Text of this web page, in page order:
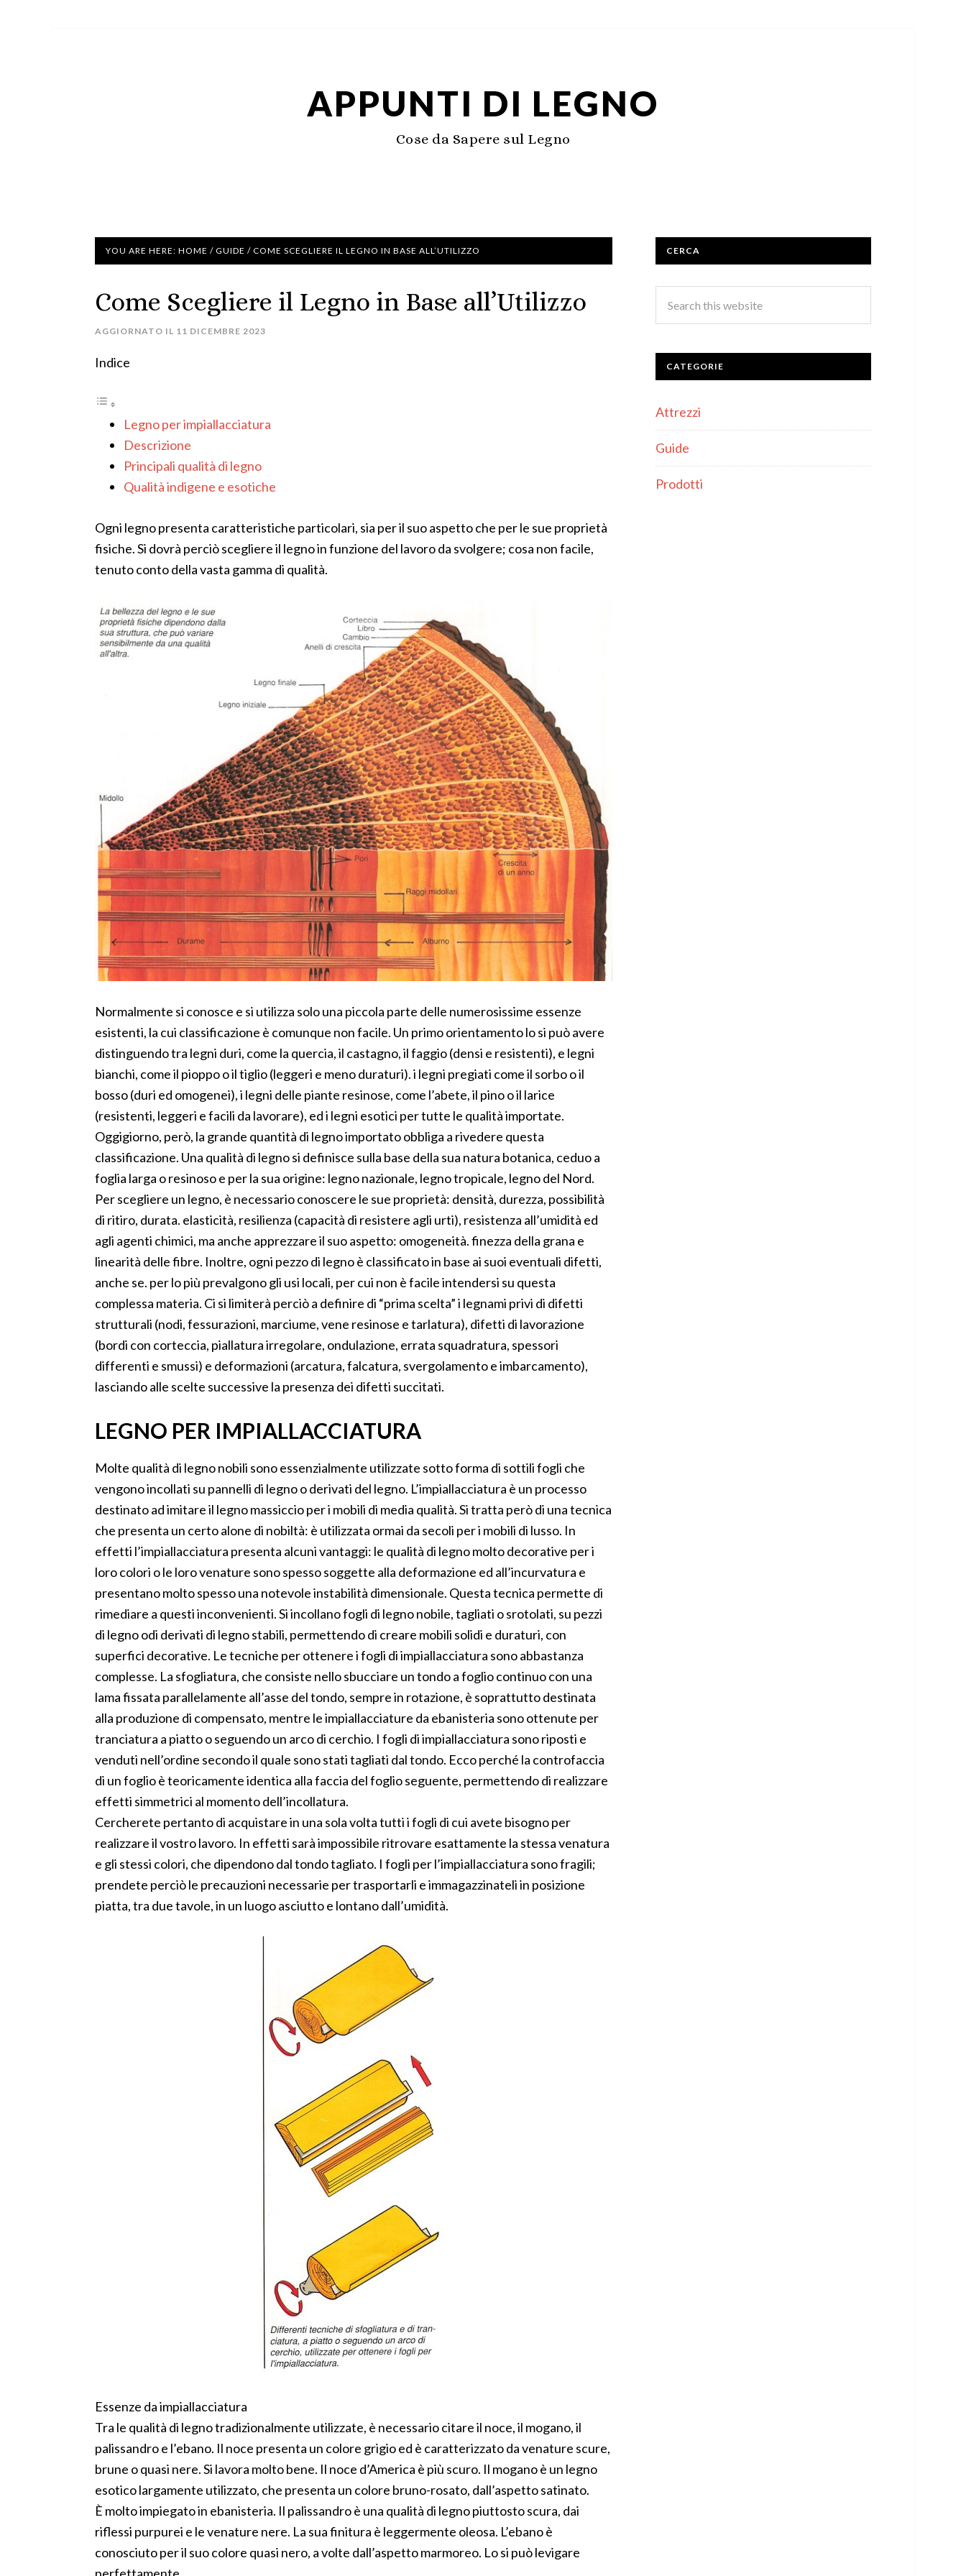
APPUNTI DI LEGNO
Cose da Sapere sul Legno
YOU ARE HERE: HOME / GUIDE / COME SCEGLIERE IL LEGNO IN BASE ALL’UTILIZZO
Come Scegliere il Legno in Base all’Utilizzo
AGGIORNATO IL 11 DICEMBRE 2023
Indice
Legno per impiallacciatura
Descrizione
Principali qualità di legno
Qualità indigene e esotiche
Ogni legno presenta caratteristiche particolari, sia per il suo aspetto che per le sue proprietà
fisiche. Si dovrà perciò scegliere il legno in funzione del lavoro da svolgere; cosa non facile,
tenuto conto della vasta gamma di qualità.
Normalmente si conosce e si utilizza solo una piccola parte delle numerosissime essenze
esistenti, la cui classificazione è comunque non facile. Un primo orientamento lo si può avere
distinguendo tra legni duri, come la quercia, il castagno, il faggio (densi e resistenti), e legni
bianchi, come il pioppo o il tiglio (leggeri e meno duraturi). i legni pregiati come il sorbo o il
bosso (duri ed omogenei), i legni delle piante resinose, come l’abete, il pino o il larice
(resistenti, leggeri e facili da lavorare), ed i legni esotici per tutte le qualità importate.
Oggigiorno, però, la grande quantità di legno importato obbliga a rivedere questa
classificazione. Una qualità di legno si definisce sulla base della sua natura botanica, ceduo a
foglia larga o resinoso e per la sua origine: legno nazionale, legno tropicale, legno del Nord.
Per scegliere un legno, è necessario conoscere le sue proprietà: densità, durezza, possibilità
di ritiro, durata. elasticità, resilienza (capacità di resistere agli urti), resistenza all’umidità ed
agli agenti chimici, ma anche apprezzare il suo aspetto: omogeneità. finezza della grana e
linearità delle fibre. Inoltre, ogni pezzo di legno è classificato in base ai suoi eventuali difetti,
anche se. per lo più prevalgono gli usi locali, per cui non è facile intendersi su questa
complessa materia. Ci si limiterà perciò a definire di “prima scelta” i legnami privi di difetti
strutturali (nodi, fessurazioni, marciume, vene resinose e tarlatura), difetti di lavorazione
(bordi con corteccia, piallatura irregolare, ondulazione, errata squadratura, spessori
differenti e smussi) e deformazioni (arcatura, falcatura, svergolamento e imbarcamento),
lasciando alle scelte successive la presenza dei difetti succitati.
LEGNO PER IMPIALLACCIATURA
Molte qualità di legno nobili sono essenzialmente utilizzate sotto forma di sottili fogli che
vengono incollati su pannelli di legno o derivati del legno. L’impiallacciatura è un processo
destinato ad imitare il legno massiccio per i mobili di media qualità. Si tratta però di una tecnica
che presenta un certo alone di nobiltà: è utilizzata ormai da secoli per i mobili di lusso. In
effetti l’impiallacciatura presenta alcuni vantaggi: le qualità di legno molto decorative per i
loro colori o le loro venature sono spesso soggette alla deformazione ed all’incurvatura e
presentano molto spesso una notevole instabilità dimensionale. Questa tecnica permette di
rimediare a questi inconvenienti. Si incollano fogli di legno nobile, tagliati o srotolati, su pezzi
di legno odi derivati di legno stabili, permettendo di creare mobili solidi e duraturi, con
superfici decorative. Le tecniche per ottenere i fogli di impiallacciatura sono abbastanza
complesse. La sfogliatura, che consiste nello sbucciare un tondo a foglio continuo con una
lama fissata parallelamente all’asse del tondo, sempre in rotazione, è soprattutto destinata
alla produzione di compensato, mentre le impiallacciature da ebanisteria sono ottenute per
tranciatura a piatto o seguendo un arco di cerchio. I fogli di impiallacciatura sono riposti e
venduti nell’ordine secondo il quale sono stati tagliati dal tondo. Ecco perché la controfaccia
di un foglio è teoricamente identica alla faccia del foglio seguente, permettendo di realizzare
effetti simmetrici al momento dell’incollatura.
Cercherete pertanto di acquistare in una sola volta tutti i fogli di cui avete bisogno per
realizzare il vostro lavoro. In effetti sarà impossibile ritrovare esattamente la stessa venatura
e gli stessi colori, che dipendono dal tondo tagliato. I fogli per l’impiallacciatura sono fragili;
prendete perciò le precauzioni necessarie per trasportarli e immagazzinateli in posizione
piatta, tra due tavole, in un luogo asciutto e lontano dall’umidità.
Essenze da impiallacciatura
Tra le qualità di legno tradizionalmente utilizzate, è necessario citare il noce, il mogano, il
palissandro e l’ebano. Il noce presenta un colore grigio ed è caratterizzato da venature scure,
brune o quasi nere. Si lavora molto bene. Il noce d’America è più scuro. Il mogano è un legno
esotico largamente utilizzato, che presenta un colore bruno-rosato, dall’aspetto satinato.
È molto impiegato in ebanisteria. Il palissandro è una qualità di legno piuttosto scura, dai
riflessi purpurei e le venature nere. La sua finitura è leggermente oleosa. L’ebano è
conosciuto per il suo colore quasi nero, a volte dall’aspetto marmoreo. Lo si può levigare
CERCA
CATEGORIE
Attrezzi
Guide
Prodotti